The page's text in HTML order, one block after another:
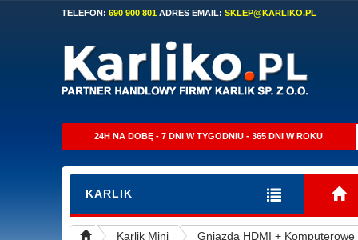
TELEFON: 690 900 801 ADRES EMAIL: SKLEP@KARLIKO.PL
24H NA DOBĘ - 7 DNI W TYGODNIU - 365 DNI W ROKU
KARLIK
Karlik Mini Gniazda HDMI + Komputerowe